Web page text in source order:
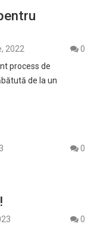
2022
0
process de
de la un
0
0